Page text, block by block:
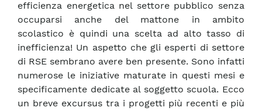
efficienza energetica nel settore pubblico senza
occuparsi anche del mattone in ambito
scolastico è quindi una scelta ad alto tasso di
inefficienza! Un aspetto che gli esperti di settore
di RSE sembrano avere ben presente. Sono infatti
numerose le iniziative maturate in questi mesi e
specificamente dedicate al soggetto scuola. Ecco
un breve excursus tra i progetti più recenti e più